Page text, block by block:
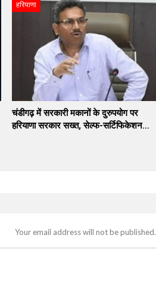
हरियाणा
चंडीगढ़ में सरकारी मकानों के दुरुपयोग पर
हरियाणा सरकार सख्त, सेल्फ-सर्टिफिकेशन…
Your email address will not be published.